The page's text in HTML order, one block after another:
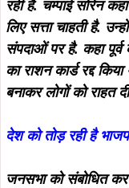
रही है. चम्पाई सोरेन
लिए सत्ता चाहती है.
संपदाओं पर है. कहा पूर्व
का राशन कार्ड रद्द
बनाकर लोगों को राहत
देश को तोड़ रही है
जनसभा को संबोधित